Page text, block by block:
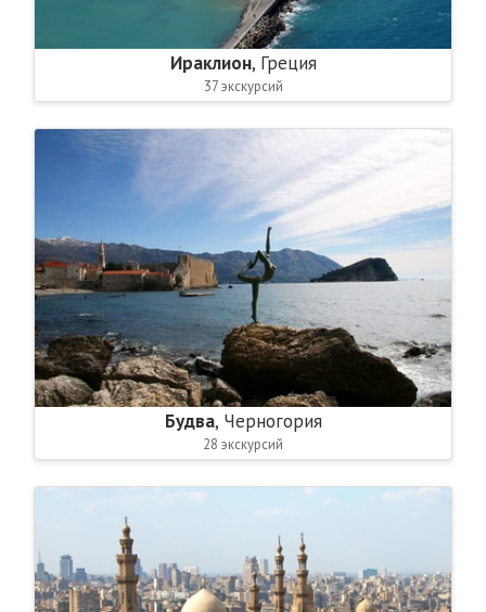
Ираклион, Греция
37 экскурсий
Будва, Черногория
28 экскурсий